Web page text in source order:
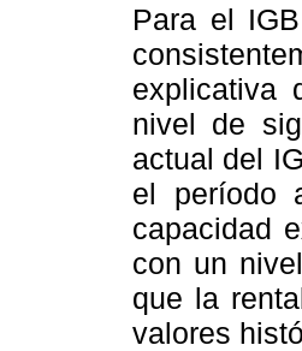
Para el
explicativa
nivel de
actual del
el período
capacidad
con un
que la
valores